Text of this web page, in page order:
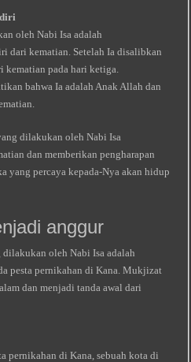
oleh Nabi Isa adalah
dari kematian. Setelah Ia disalibkan
kematian pada hari ketiga.
bahwa Ia adalah Anak Allah dan
dilakukan oleh Nabi Isa
dan memberikan pengharapan
yang percaya kepada-Nya akan hidup
anggur
oleh Nabi Isa adalah
pesta pernikahan di Kana. Mukjizat
dan menjadi tanda awal dari
pernikahan di Kana, sebuah kota di